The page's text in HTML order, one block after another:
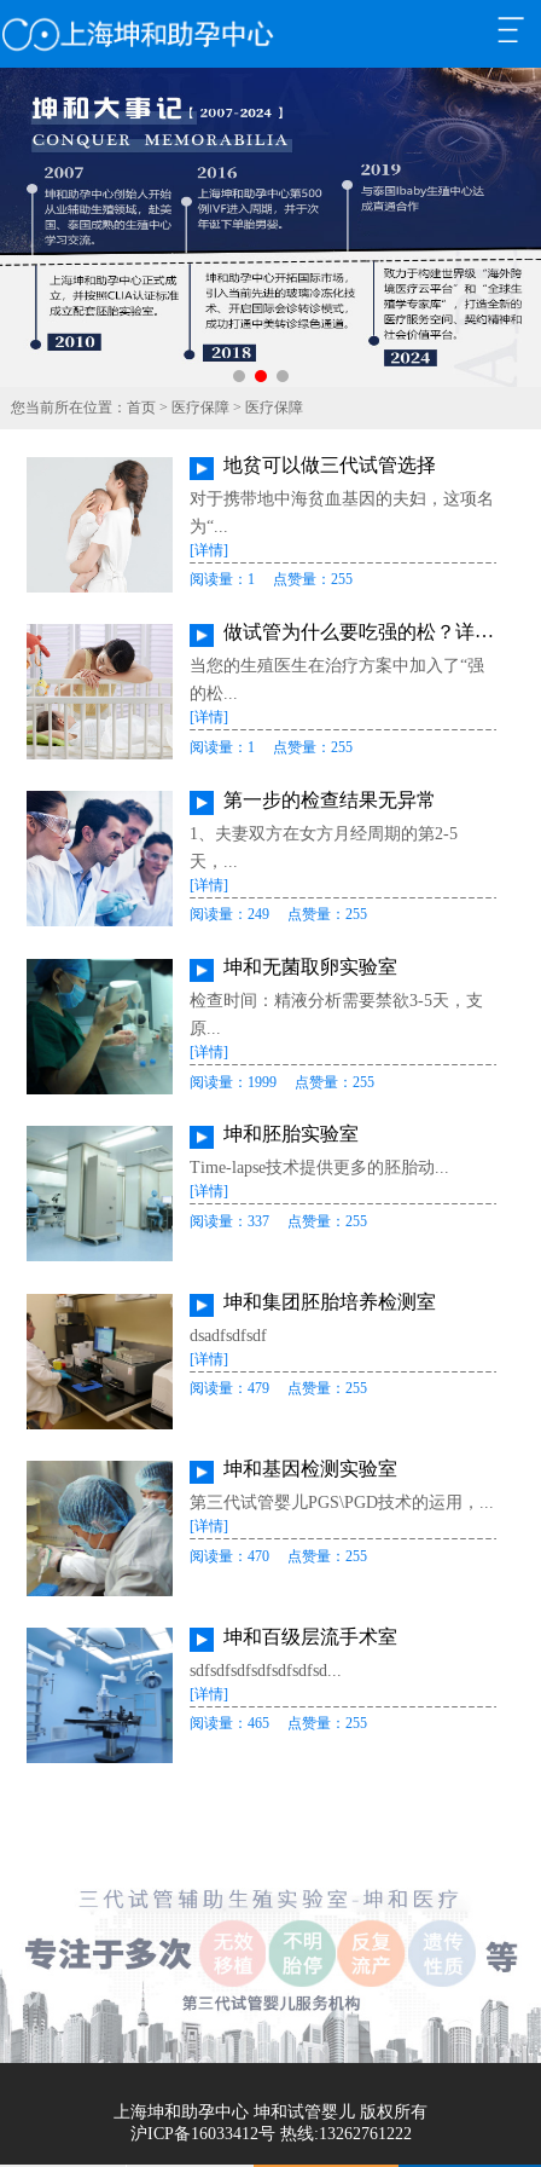
+
+
+
您当前所在位置： 首页> 医疗保障> 医疗保障
地贫可以做三代试管选择
对于携带地中海贫血基因的夫妇，这项名
为“...
[详情]
阅读量：1
点赞量：255
做试管为什么要吃强的松？详解作用、适用人群与科学用药指南
当您的生殖医生在治疗方案中加入了“强
的松...
[详情]
阅读量：1
点赞量：255
第一步的检查结果无异常
1、夫妻双方在女方月经周期的第2-5
天，...
[详情]
阅读量：249
点赞量：255
坤和无菌取卵实验室
检查时间：精液分析需要禁欲3-5天，支
原...
[详情]
阅读量：1999
点赞量：255
坤和胚胎实验室
Time-lapse技术提供更多的胚胎动...
[详情]
阅读量：337
点赞量：255
坤和集团胚胎培养检测室
dsadfsdfsdf
[详情]
阅读量：479
点赞量：255
坤和基因检测实验室
第三代试管婴儿PGS\PGD技术的运用，...
[详情]
阅读量：470
点赞量：255
坤和百级层流手术室
sdfsdfsdfsdfsdfsdfsd...
[详情]
阅读量：465
点赞量：255
上海坤和助孕中心 坤和试管婴儿 版权所有
沪ICP备16033412号 热线:13262761222